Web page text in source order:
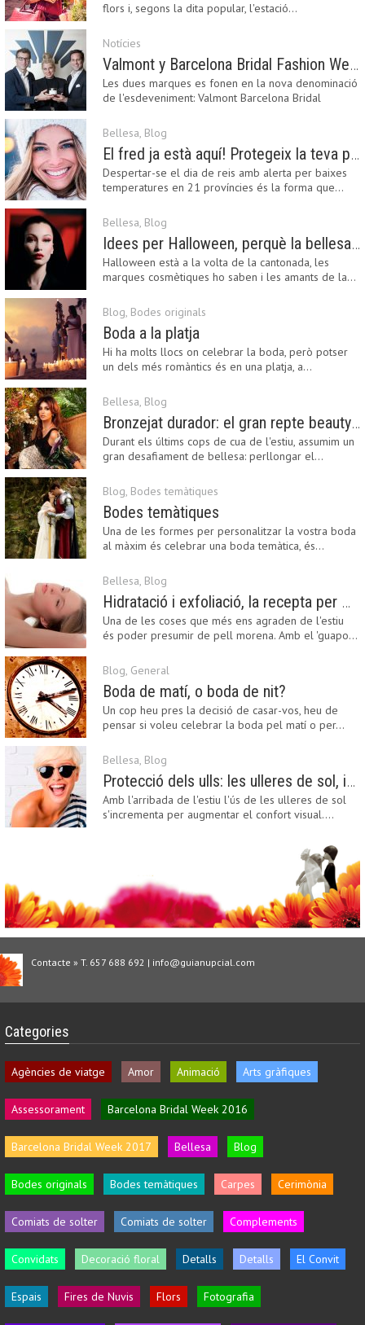
flors i, segons la dita popular, l'estació…
Notícies
Valmont y Barcelona Bridal Fashion Week s’uneixen per donar impuls a la creativitat, la innovació i el disseny de la moda nupcial
Les dues marques es fonen en la nova denominació
de l'esdeveniment: Valmont Barcelona Bridal
Bellesa, Blog
El fred ja està aquí! Protegeix la teva pell amb els nostres consells i propostes
Despertar-se el dia de reis amb alerta per baixes
temperatures en 21 províncies és la forma que…
Bellesa, Blog
Idees per Halloween, perquè la bellesa pot ser terrorífica
Halloween està a la volta de la cantonada, les
marques cosmètiques ho saben i les amants de la…
Blog, Bodes originals
Boda a la platja
Hi ha molts llocs on celebrar la boda, però potser
un dels més romàntics és en una platja, a…
Bellesa, Blog
Bronzejat durador: el gran repte beauty del final de l’estiu
Durant els últims cops de cua de l'estiu, assumim un
gran desafiament de bellesa: perllongar el…
Blog, Bodes temàtiques
Bodes temàtiques
Una de les formes per personalitzar la vostra boda
al màxim és celebrar una boda temàtica, és…
Bellesa, Blog
Hidratació i exfoliació, la recepta per mantenir el bronzejat
Una de les coses que més ens agraden de l'estiu
és poder presumir de pell morena. Amb el 'guapo…
Blog, General
Boda de matí, o boda de nit?
Un cop heu pres la decisió de casar-vos, heu de
pensar si voleu celebrar la boda pel matí o per…
Bellesa, Blog
Protecció dels ulls: les ulleres de sol, imprescindibles en una boda estiuenca
Amb l'arribada de l'estiu l'ús de les ulleres de sol
s'incrementa per augmentar el confort visual.…
Contacte » T. 657 688 692 | info@guianupcial.com
Categories
Agències de viatge Amor Animació Arts gràfiques
Assessorament Barcelona Bridal Week 2016
Barcelona Bridal Week 2017 Bellesa Blog
Bodes originals Bodes temàtiques Carpes Cerimònia
Comiats de solter Comiats de solter Complements
Convidats Decoració floral Detalls Detalls El Convit
Espais Fires de Nuvis Flors Fotografia